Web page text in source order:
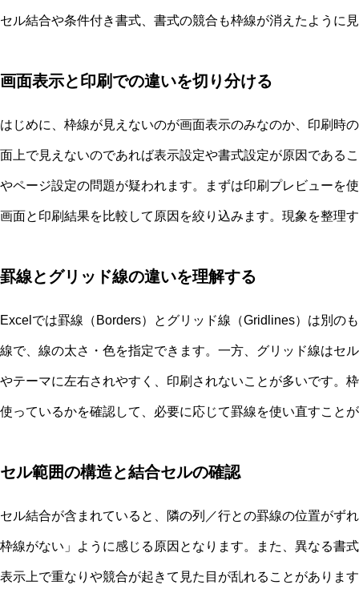
セル結合や条件付き書式、書式の競合も枠線が消えたように
画面表示と印刷での違いを切り分ける
はじめに、枠線が見えないのが画面表示のみなのか、印刷時
面上で見えないのであれば表示設定や書式設定が原因である
やページ設定の問題が疑われます。まずは印刷プレビューを
画面と印刷結果を比較して原因を絞り込みます。現象を整理
罫線とグリッド線の違いを理解する
Excelでは罫線（Borders）とグリッド線（Gridlines）は別の
線で、線の太さ・色を指定できます。一方、グリッド線はセ
やテーマに左右されやすく、印刷されないことが多いです。
使っているかを確認して、必要に応じて罫線を使い直すこと
セル範囲の構造と結合セルの確認
セル結合が含まれていると、隣の列／行との罫線の位置がず
枠線がない」ように感じる原因となります。また、異なる書
表示上で重なりや競合が起きて見た目が乱れることがありま